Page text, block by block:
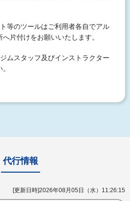
等のツールはご利用者各自でアル
片付けをお願いいたします。
ムスタッフ及びインストラクター
代行情報
[更新日時]2026年08月05日（水）11:26:15